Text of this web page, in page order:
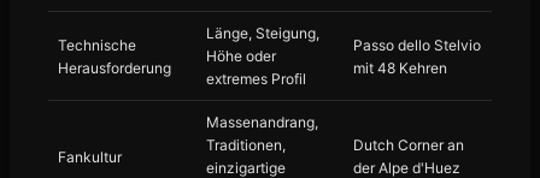
Technische
Herausforderung
Länge, Steigung,
Höhe oder
extremes Profil
Passo dello Stelvio
mit 48 Kehren
Fankultur
Massenandrang,
Traditionen,
einzigartige
Dutch Corner an
der Alpe d'Huez